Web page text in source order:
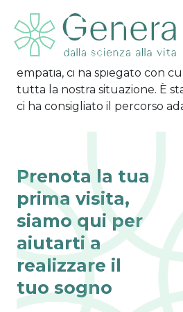
Esperienza umana
ha accolto tutti i nostri dubbi
empatia, ci ha spiegato con
tutta la nostra situazione. È
ci ha consigliato il percorso
Prenota la tua
prima visita,
siamo qui per
aiutarti a
realizzare il
tuo sogno